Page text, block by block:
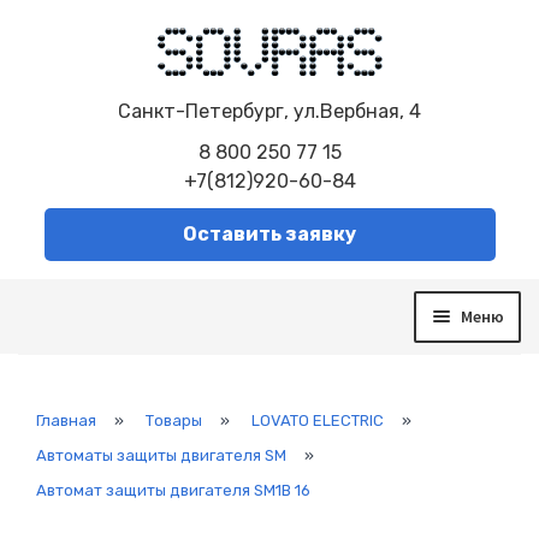
Санкт-Петербург, ул.Вербная, 4
8 800 250 77 15
+7(812)920-60-84
Оставить заявку
Меню
Сборка электрощитов
Автоматизированная система управления
Главная » Товары » LOVATO ELECTRIC
»
Автоматы защиты двигателя SM
»
Автомат защиты двигателя SM1B 16